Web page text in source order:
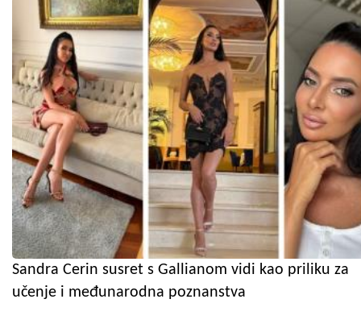
Sandra Cerin susret s Gallianom vidi kao priliku za
učenje i međunarodna poznanstva